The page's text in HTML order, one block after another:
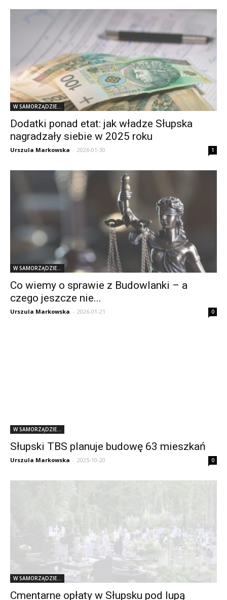
W SAMORZĄDZIE...
Dodatki ponad etat: jak władze Słupska
nagradzały siebie w 2025 roku
Urszula Markowska - 2026-01-30 1
W SAMORZĄDZIE...
Co wiemy o sprawie z Budowlanki – a
czego jeszcze nie...
Urszula Markowska - 2026-01-21 0
W SAMORZĄDZIE...
Słupski TBS planuje budowę 63 mieszkań
Urszula Markowska - 2025-10-20 0
W SAMORZĄDZIE...
Cmentarne opłaty w Słupsku pod lupą